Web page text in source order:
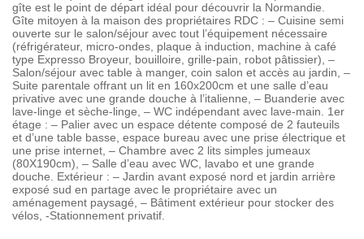
gîte est le point de départ idéal pour découvrir la Normandie.
Gîte mitoyen à la maison des propriétaires RDC : – Cuisine semi
ouverte sur le salon/séjour avec tout l’équipement nécessaire
(réfrigérateur, micro-ondes, plaque à induction, machine à café
type Expresso Broyeur, bouilloire, grille-pain, robot pâtissier), –
Salon/séjour avec table à manger, coin salon et accès au jardin, –
Suite parentale offrant un lit en 160x200cm et une salle d’eau
privative avec une grande douche à l’italienne, – Buanderie avec
lave-linge et sèche-linge, – WC indépendant avec lave-main. 1er
étage : – Palier avec un espace détente composé de 2 fauteuils
et d’une table basse, espace bureau avec une prise électrique et
une prise internet, – Chambre avec 2 lits simples jumeaux
(80X190cm), – Salle d’eau avec WC, lavabo et une grande
douche. Extérieur : – Jardin avant exposé nord et jardin arrière
exposé sud en partage avec le propriétaire avec un
aménagement paysagé, – Bâtiment extérieur pour stocker des
vélos, -Stationnement privatif.